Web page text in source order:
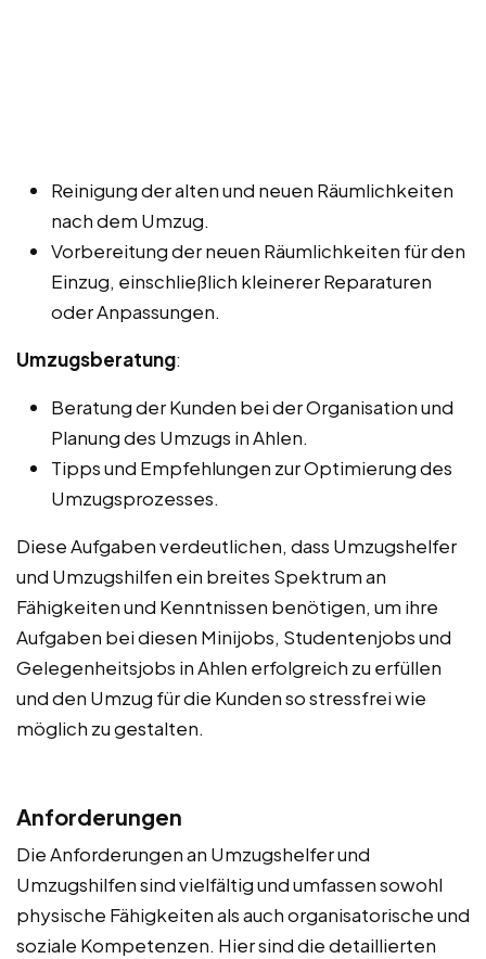
Reinigung der alten und neuen Räumlichkeiten
nach dem Umzug.
Vorbereitung der neuen Räumlichkeiten für den
Einzug, einschließlich kleinerer Reparaturen
oder Anpassungen.
Umzugsberatung:
Beratung der Kunden bei der Organisation und
Planung des Umzugs in Ahlen.
Tipps und Empfehlungen zur Optimierung des
Umzugsprozesses.
Diese Aufgaben verdeutlichen, dass Umzugshelfer
und Umzugshilfen ein breites Spektrum an
Fähigkeiten und Kenntnissen benötigen, um ihre
Aufgaben bei diesen Minijobs, Studentenjobs und
Gelegenheitsjobs in Ahlen erfolgreich zu erfüllen
und den Umzug für die Kunden so stressfrei wie
möglich zu gestalten.
Anforderungen
Die Anforderungen an Umzugshelfer und
Umzugshilfen sind vielfältig und umfassen sowohl
physische Fähigkeiten als auch organisatorische und
soziale Kompetenzen. Hier sind die detaillierten